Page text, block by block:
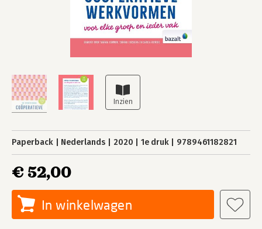
Paperback Nederlands 2020 1e druk 9789461182821
€ 52,00
In winkelwagen